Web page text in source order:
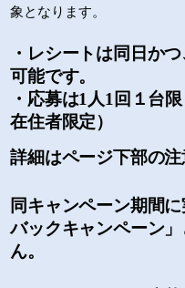
象となります。
・レシートは同日か
可能です。
・応募は1人1回１台
在住者限定）
詳細はページ下部の注
同キャンペーン期間
バックキャンペーン
ん。